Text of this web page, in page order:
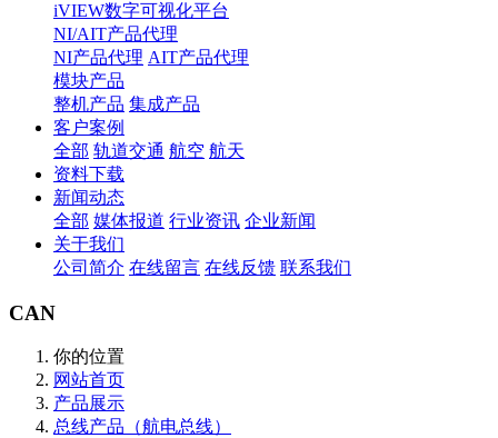
iVIEW数字可视化平台
NI/AIT产品代理
NI产品代理 AIT产品代理
模块产品
整机产品 集成产品
客户案例
全部 轨道交通 航空 航天
资料下载
新闻动态
全部 媒体报道 行业资讯 企业新闻
关于我们
公司简介 在线留言 在线反馈 联系我们
CAN
你的位置
网站首页
产品展示
总线产品（航电总线）